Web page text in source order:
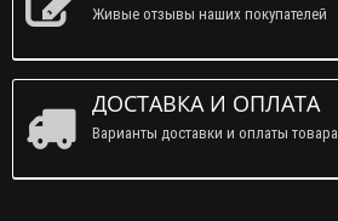
Живые отзывы наших покупателей
ДОСТАВКА И ОПЛАТА
Варианты доставки и оплаты товара